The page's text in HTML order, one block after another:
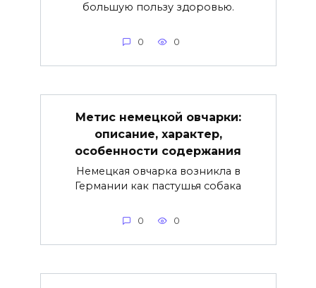
большую пользу здоровью.
0 0
Метис немецкой овчарки:
описание, характер,
особенности содержания
Немецкая овчарка возникла в
Германии как пастушья собака
0 0